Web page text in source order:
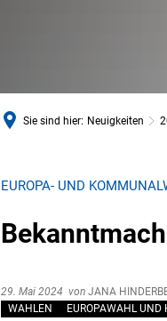
Sie sind hier: Neuigkeiten
EUROPA- UND
29. Mai 2024 von JANA
WAHLEN
EUROPAWAHL